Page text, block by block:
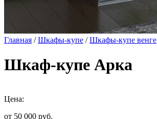
Главная /Шкафы-купе /Шкафы-купе венге
Шкаф-купе Арка
Цена:
от 50 000 руб.